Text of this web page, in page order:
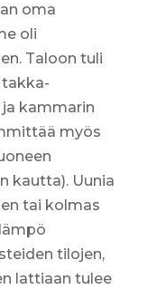
oma
oli
Taloon tuli
ja kammarin
myös
kautta). Uunia
tai kolmas
tilojen,
lattiaan tulee